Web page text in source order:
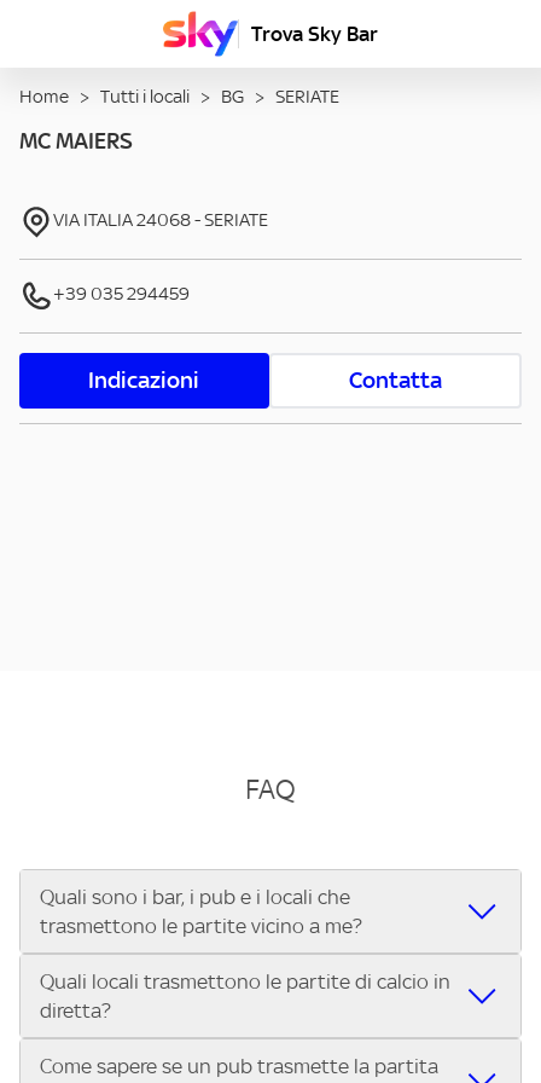
Trova Sky Bar
Home > Tutti i locali > BG > SERIATE
MC MAIERS
VIA ITALIA24068-SERIATE
+39 035 294459
Indicazioni Contatta
FAQ
Quali sono i bar, i pub e i locali che
trasmettono le partite vicino a me?
Se cerchi un bar, pub, ristorante o locale vicino a te per
vedere le partite di Serie A ENILIVE, la Serie C Sky Wifi, la
UEFA Champions League, la UEFA Europa League, la UEFA
Conference League, il Tennis, la Formula 1®, la MotoGP™ e
Quali locali trasmettono le partite di calcio in
diretta?
Vuoi sapere quali bar, pub o ristoranti mostrano le partite
Come sapere se un pub trasmette la partita